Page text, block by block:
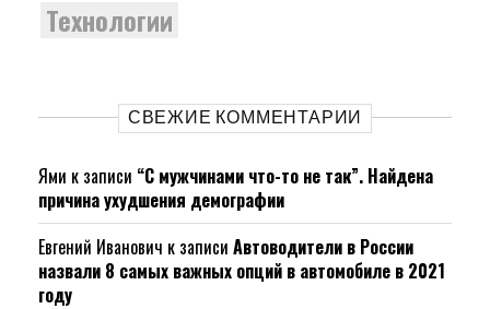
Технологии
СВЕЖИЕ КОММЕНТАРИИ
Ями к записи “С мужчинами что-то не так”. Найдена
причина ухудшения демографии
Евгений Иванович к записи Автоводители в России
назвали 8 самых важных опций в автомобиле в 2021
году